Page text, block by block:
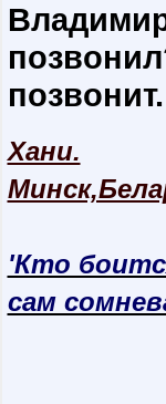
позвонит.
Хани.
'Кто
сам